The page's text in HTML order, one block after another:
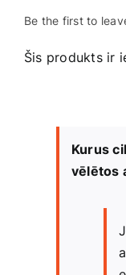
Sports, tūrisms
Zoo preces
Be the first to
Šis produkts ir
Kurus
vēlētos